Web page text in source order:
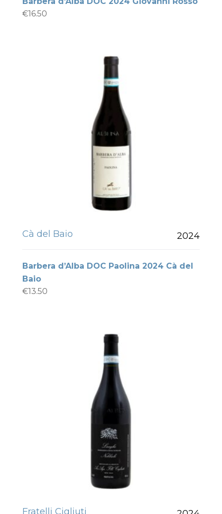
€16.50
Cà del Baio 2024
Barbera d’Alba DOC Paolina 2024 Cà del
Baio
€13.50
Fratelli Cigliuti